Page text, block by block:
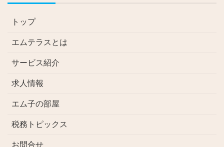
トップ
エムテラスとは
サービス紹介
求人情報
エム子の部屋
税務トピックス
お問合せ